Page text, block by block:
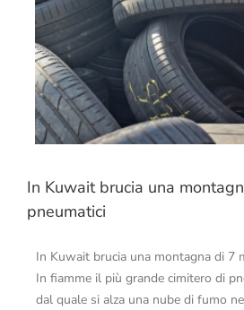
In Kuwait brucia una
pneumatici
In Kuwait brucia una montagna di 7
In fiamme il più grande cimitero di
dal quale si alza una nube di fumo